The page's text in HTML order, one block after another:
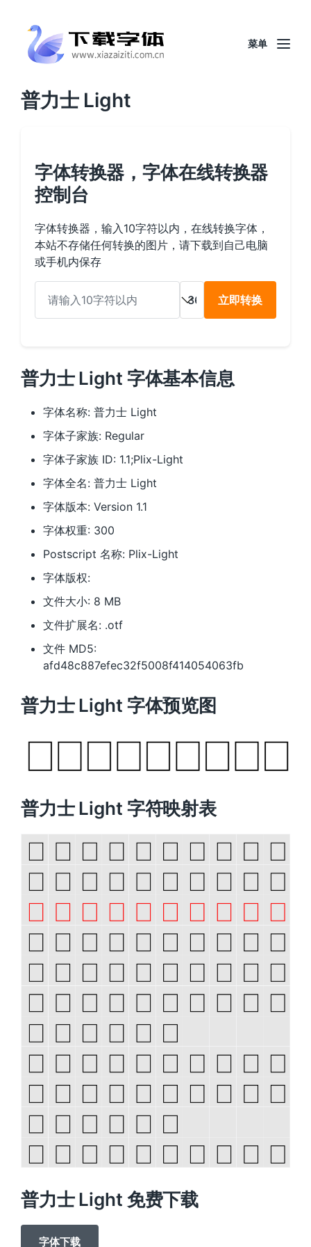
菜单
普力士 Light
字体转换器，字体在线转换器
控制台
字体转换器，输入10字符以内，在线转换字体，
本站不存储任何转换的图片，请下载到自己电脑
或手机内保存
立即转换
普力士 Light 字体基本信息
字体名称: 普力士 Light
字体子家族: Regular
字体子家族 ID: 1.1;Plix-Light
字体全名: 普力士 Light
字体版本: Version 1.1
字体权重: 300
Postscript 名称: Plix-Light
字体版权:
文件大小: 8 MB
文件扩展名: .otf
文件 MD5:
afd48c887efec32f5008f414054063fb
普力士 Light 字体预览图
普力士 Light 字符映射表
普力士 Light 免费下载
字体下载